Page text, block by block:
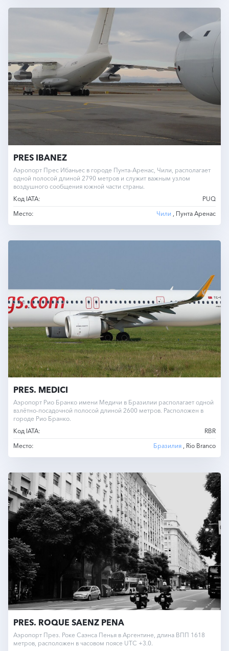
PRES IBANEZ
Аэропорт Прес Ибаньес в городе Пунта-Аренас, Чили, располагает
одной полосой длиной 2790 метров и служит важным узлом
воздушного сообщения южной части страны.
Код IATA:
PUQ
Место:
Чили , Пунта Аренас
PRES. MEDICI
Аэропорт Рио Бранко имени Медичи в Бразилии располагает одной
взлётно-посадочной полосой длиной 2600 метров. Расположен в
городе Рио Бранко.
Код IATA:
RBR
Место:
Бразилия , Rio Branco
PRES. ROQUE SAENZ PENA
Аэропорт През. Роке Саэнса Пенья в Аргентине, длина ВПП 1618
метров, расположен в часовом поясе UTC +3.0.